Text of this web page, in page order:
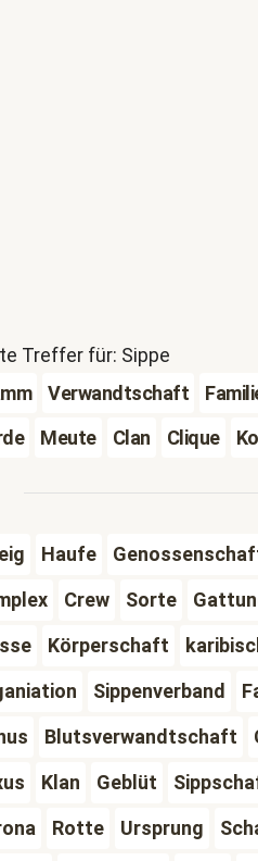
Treffer für: Sippe
Verwandtschaft
Meute Clan Clique
Haufe
Crew Sorte
Körperschaft
Sippenverband
Blutsverwandtschaft
Klan Geblüt
Rotte Ursprung